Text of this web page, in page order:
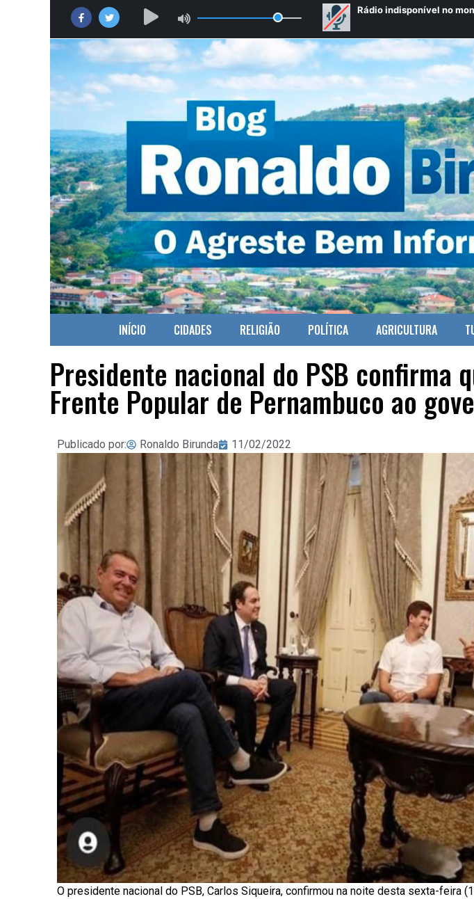
INÍCIO CIDADES RELIGIÃO POLÍTICA AGRICULTURA
Presidente nacional do PSB confirma
Frente Popular de Pernambuco ao
Publicado por: Ronaldo Birunda 11/02/2022
O presidente nacional do PSB, Carlos Siqueira, confirmou na noite desta sexta-feira